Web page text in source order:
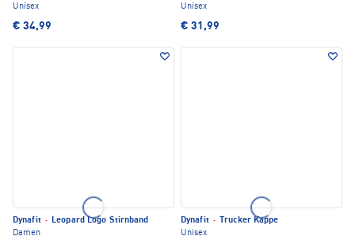
Unisex
€ 34,99
Unisex
€ 31,99
Dynafit · Leopard Logo Stirnband
Damen
Dynafit ·
Trucker Kappe
Unisex